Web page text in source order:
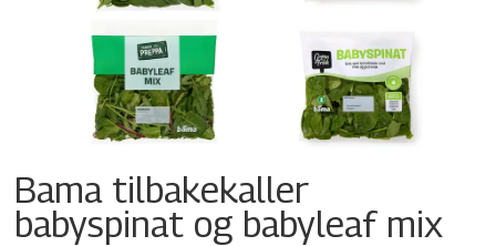
Bama tilbakekaller
babyspinat og babyleaf mix